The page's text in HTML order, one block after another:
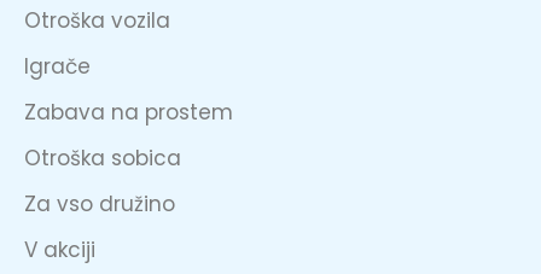
Otroška vozila
Igrače
Zabava na prostem
Otroška sobica
Za vso družino
V akciji